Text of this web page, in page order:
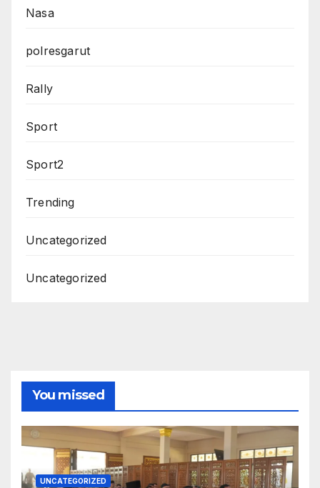
Nasa
polresgarut
Rally
Sport
Sport2
Trending
Uncategorized
Uncategorized
You missed
UNCATEGORIZED